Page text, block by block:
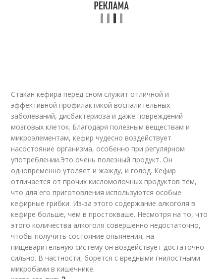
Стакан кефира перед сном служит отличной и
эффективной профилактикой воспалительных
заболеваний, дисбактериоза и даже повреждений
мозговых клеток. Благодаря полезным веществам и
микроэлементам, кефир чудесно воздействует
насостояние организма, особенно при регулярном
употреблении.Это очень полезный продукт. Он
одновременно утоляет и жажду, и голод. Кефир
отличается от прочих кисломолочных продуктов тем,
что для его приготовления используются особые
кефирные грибки. Из-за этого содержание алкоголя в
кефире больше, чем в простокваше. Несмотря на то, что
этого количества алкоголя совершенно недостаточно,
чтобы получить состояние опьянения, на
пищеварительную систему он воздействует достаточно
сильно. В частности, борется с вредными гнилостными
микробами в кишечнике.